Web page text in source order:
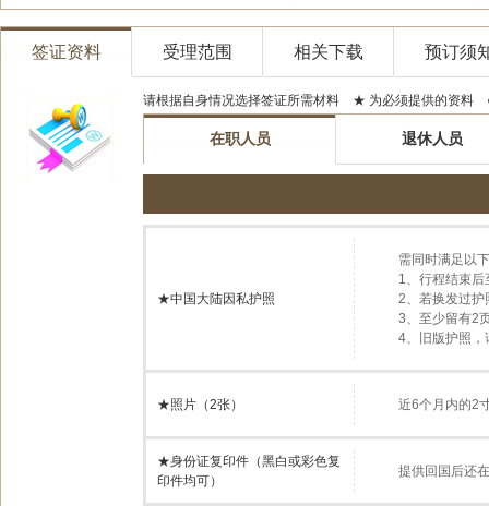
签证资料 受理范围 相关下载 预订须
请根据自身情况选择签证所需材料 ★ 为必须提供的资料
在职人员 退休人员
★中国大陆因私护照
需同时满足以
1、行程结束
2、若换发过护
3、至少留有2
4、旧版护照
★照片（2张） 近6个月内的2
★身份证复印件（黑白或彩色复
印件均可）
提供回国后还